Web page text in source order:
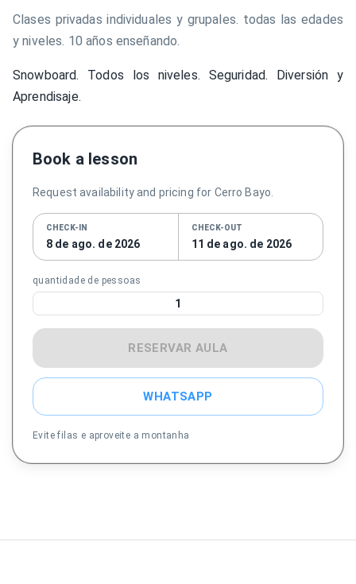
Clases privadas individuales y grupales. todas las edades
y niveles. 10 años enseñando.
Snowboard. Todos los niveles. Seguridad. Diversión y
Aprendisaje.
Book a lesson
Request availability and pricing for Cerro Bayo.
CHECK-IN
8 de ago. de 2026
CHECK-OUT
11 de ago. de 2026
quantidade de pessoas
1
RESERVAR AULA
WHATSAPP
Evite filas e aproveite a montanha